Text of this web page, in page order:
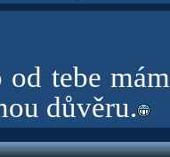
tebe
důvěru.